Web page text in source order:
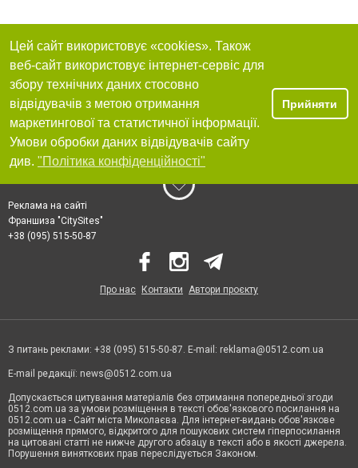
Цей сайт використовує «cookies». Також
веб-сайт використовує інтернет-сервіс для
збору технічних даних стосовно
відвідувачів з метою отримання
маркетингової та статистичної інформації.
Умови обробки даних відвідувачів сайту
див. "Політика конфіденційності"
Прийняти
Реклама на сайті
Франшиза "CitySites"
+38 (095) 515-50-87
Про нас Контакти Автори проєкту
З питань реклами: +38 (095) 515-50-87. E-mail: reklama@0512.com.ua
E-mail редакції: news@0512.com.ua
Допускається цитування матеріалів без отримання попередньої згоди
0512.com.ua за умови розміщення в тексті обов'язкового посилання на
0512.com.ua - Сайт міста Миколаєва. Для інтернет-видань обов'язкове
розміщення прямого, відкритого для пошукових систем гіперпосилання
на цитовані статті не нижче другого абзацу в тексті або в якості джерела.
Порушення виняткових прав переслідується Законом.